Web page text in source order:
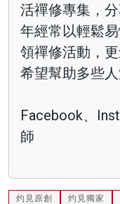
活禪修專集，
年經常以輕鬆
領禪修活動，
希望幫助多些人
Facebook、
師
灼見原創 灼見獨家